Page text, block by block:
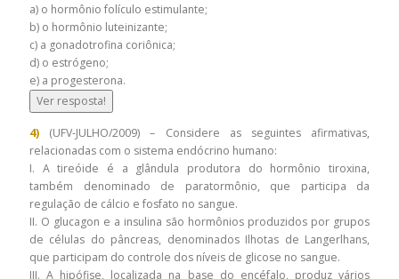
a) o hormônio folículo estimulante;
b) o hormônio luteinizante;
c) a gonadotrofina coriônica;
d) o estrógeno;
e) a progesterona.
Ver resposta!
4) (UFV-JULHO/2009) – Considere as seguintes afirmativas,
relacionadas com o sistema endócrino humano:
I. A tireóide é a glândula produtora do hormônio tiroxina,
também denominado de paratormônio, que participa da
regulação de cálcio e fosfato no sangue.
II. O glucagon e a insulina são hormônios produzidos por grupos
de células do pâncreas, denominados Ilhotas de Langerlhans,
que participam do controle dos níveis de glicose no sangue.
III. A hipófise, localizada na base do encéfalo, produz vários